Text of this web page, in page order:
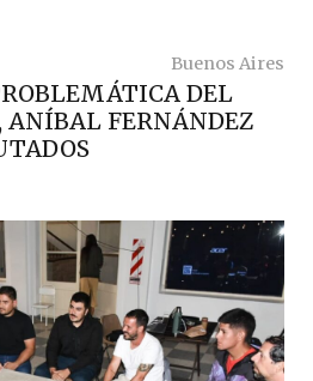
Buenos Aires
DEL
ANÍBAL FERNÁNDEZ